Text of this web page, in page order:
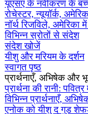
यूएसए के नवीकरण के
रोचेस्टर, न्यूयॉर्क,
नॉर्थ रिजविले, अमेरिका
विभिन्न स्रोतों से संदेश
संदेश खोजें
यीशु और मरियम के दर्शन
स्वागत पृष्ठ
प्रार्थनाएँ, अभिषेक और
प्रार्थना की रानी: पवित्र
विभिन्न प्रार्थनाएँ,
एनोक को यीशु द गुड